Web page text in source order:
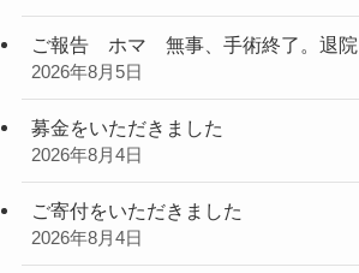
ご報告 ホマ 無事、手術終了。退院
2026年8月5日
募金をいただきました
2026年8月4日
ご寄付をいただきました
2026年8月4日